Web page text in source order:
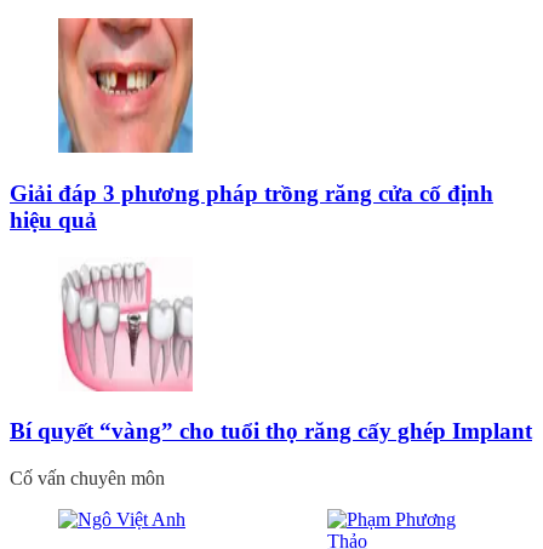
Giải đáp 3 phương pháp trồng răng cửa cố định
hiệu quả
Bí quyết “vàng” cho tuổi thọ răng cấy ghép Implant
Cố vấn chuyên môn